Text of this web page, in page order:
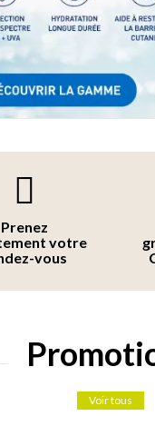
Prenez
votre
vous
Voir tous